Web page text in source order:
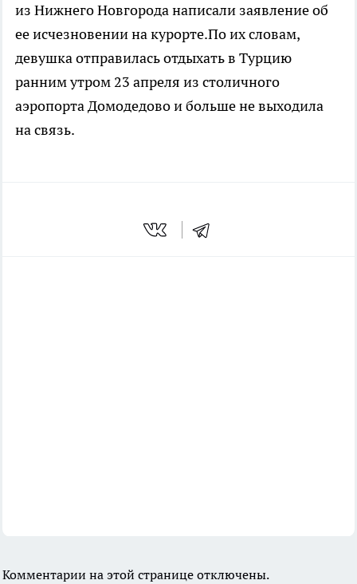
из Нижнего Новгорода написали заявление об
ее исчезновении на курорте.По их словам,
девушка отправилась отдыхать в Турцию
ранним утром 23 апреля из столичного
аэропорта Домодедово и больше не выходила
на связь.
Комментарии на этой странице отключены.